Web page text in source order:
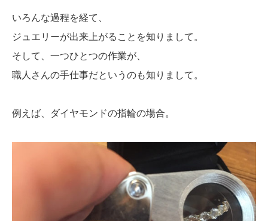
いろんな過程を経て、
ジュエリーが出来上がることを知りまして。
そして、一つひとつの作業が、
職人さんの手仕事だというのも知りまして。
例えば、ダイヤモンドの指輪の場合。